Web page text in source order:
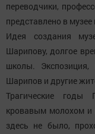
переводчики,
представлено в
Идея создания
Шарипову, долгое
школы.
Шарипов и другие
Трагические годы
кровавым молохом и
здесь не было,